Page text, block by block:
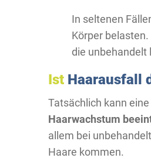
In seltenen
Körper
die unbehandelt
Ist Haarausfall
Tatsächlich kann
Haarwachstum
allem bei
Haare kommen.